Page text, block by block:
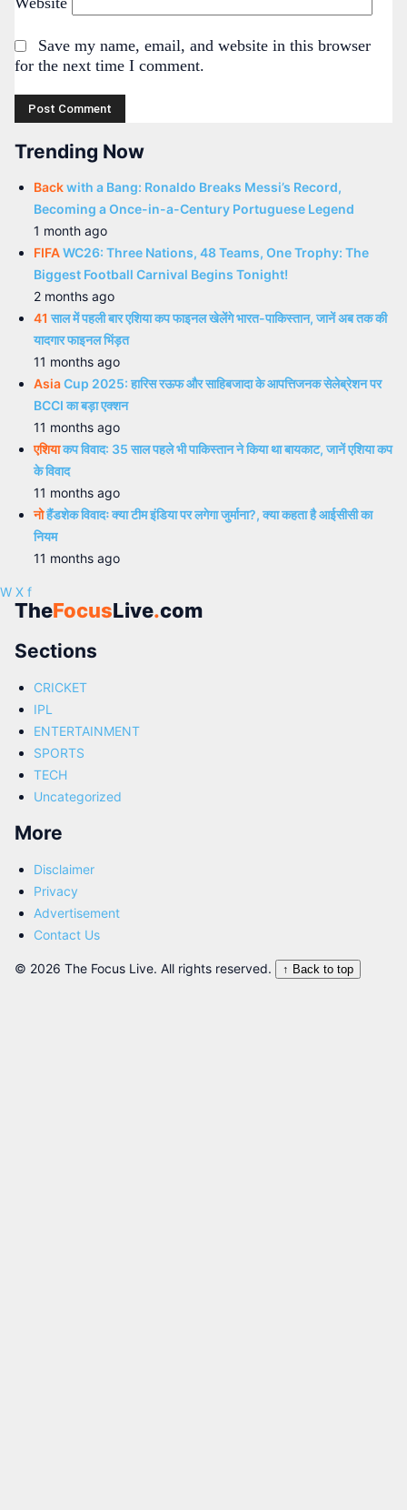
Save my name, email, and website in this browser
for the next time I comment.
Trending Now
Backwith a Bang: Ronaldo Breaks Messi’s Record,
Becoming a Once-in-a-Century Portuguese Legend
1 month ago
FIFAWC26: Three Nations, 48 Teams, One Trophy: The
Biggest Football Carnival Begins Tonight!
2 months ago
41 साल में पहली बार एशिया कप फाइनल खेलेंगे भारत-पाकिस्तान, जानें अब तक की
यादगार फाइनल भिंड़त
11 months ago
AsiaCup 2025: हारिस रऊफ और साहिबजादा के आपत्तिजनक सेलेब्रेशन पर
BCCI का बड़ा एक्शन
11 months ago
एशियाकप विवाद: 35 साल पहले भी पाकिस्तान ने किया था बायकाट, जानें एशिया कप
के विवाद
11 months ago
नोहैंडशेक विवादः क्या टीम इंडिया पर लगेगा जुर्माना?, क्या कहता है आईसीसी का
नियम
11 months ago
W X f
TheFocusLive.com
Sections
CRICKET
IPL
ENTERTAINMENT
SPORTS
TECH
Uncategorized
More
Disclaimer
Privacy
Advertisement
Contact Us
© 2026 The Focus Live. All rights reserved. ↑ Back to top